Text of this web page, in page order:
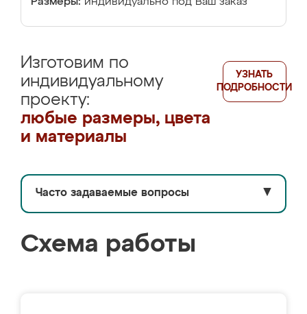
Изготовим по
индивидуальному
проекту:
любые размеры, цвета
и материалы
УЗНАТЬ
ПОДРОБНОСТИ
Часто задаваемые вопросы ▼
Схема работы